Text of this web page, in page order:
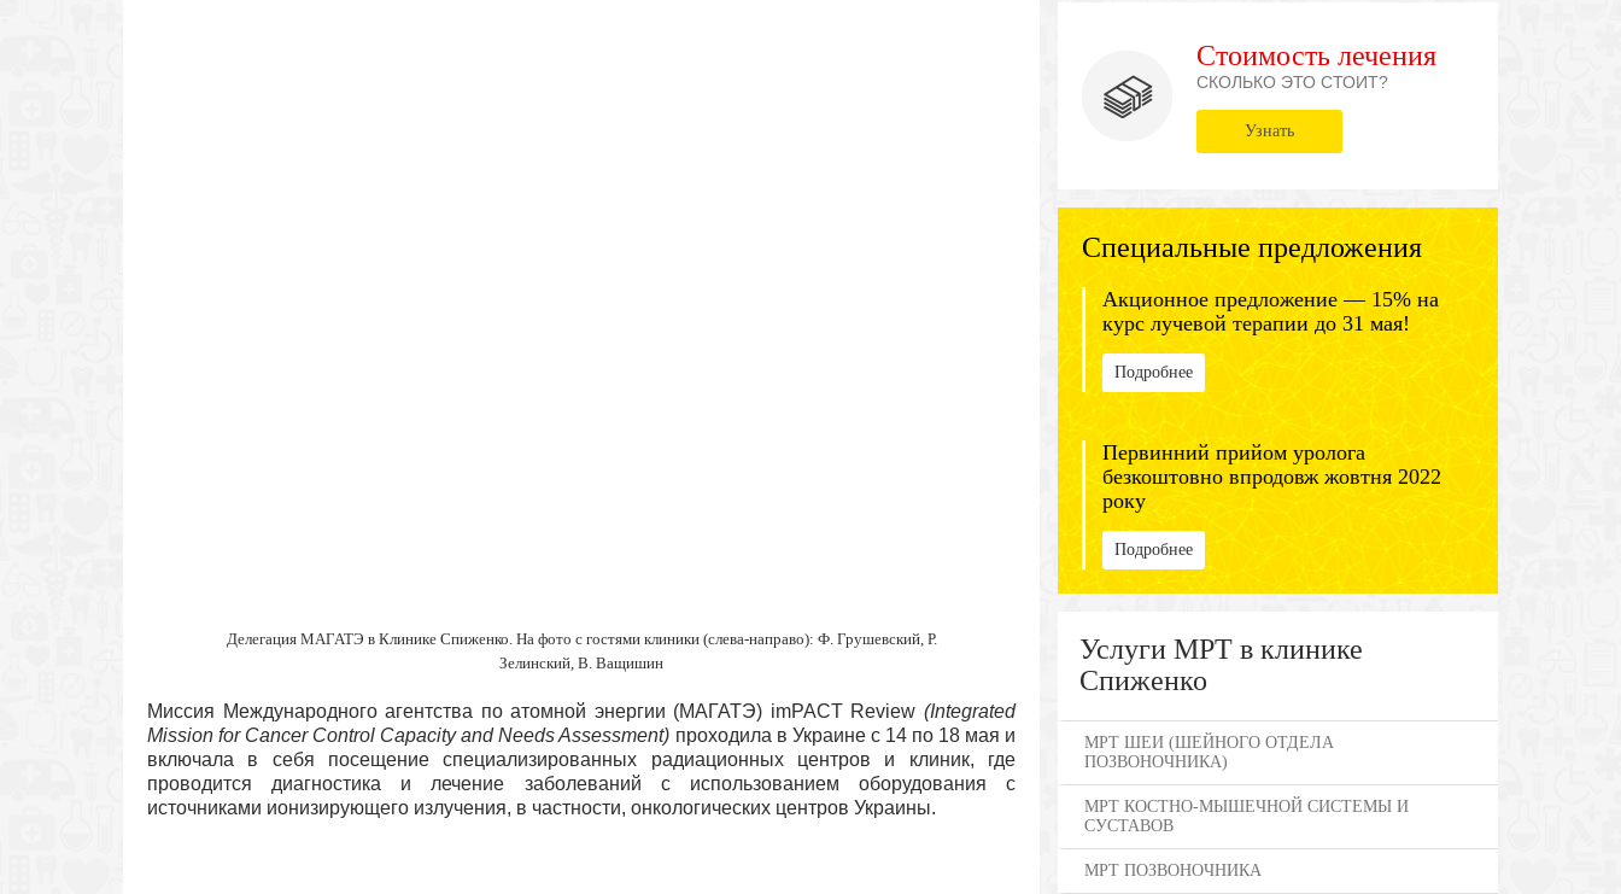
Делегация МАГАТЭ в Клинике Спиженко. На фото с гостями клиники (слева-направо): Ф. Грушевский, Р.
Зелинский, В. Ващишин
Миссия Международного агентства по атомной энергии (МАГАТЭ) imPACT Review (Integrated
Mission for Cancer Control Capacity and Needs Assessment) проходила в Украине с 14 по 18 мая и
включала в себя посещение специализированных радиационных центров и клиник, где
проводится диагностика и лечение заболеваний с использованием оборудования с
источниками ионизирующего излучения, в частности, онкологических центров Украины.
Стоимость лечения
СКОЛЬКО ЭТО СТОИТ?
Узнать
Специальные предложения
Акционное предложение — 15% на
курс лучевой терапии до 31 мая!
Подробнее
Первинний прийом уролога
безкоштовно впродовж жовтня 2022
року
Подробнее
Услуги МРТ в клинике
Спиженко
МРТ ШЕИ (ШЕЙНОГО ОТДЕЛА
ПОЗВОНОЧНИКА)
МРТ КОСТНО-МЫШЕЧНОЙ СИСТЕМЫ И
СУСТАВОВ
МРТ ПОЗВОНОЧНИКА